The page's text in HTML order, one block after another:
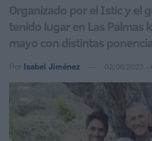
Organizado por el Istic y el
tenido lugar en Las Palmas
mayo con distintas
Por Isabel Jiménez 02/06/2023